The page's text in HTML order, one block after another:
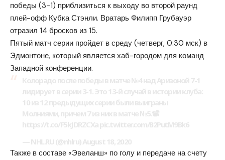
победы (3-1) приблизиться к выходу во второй раунд
плей-офф Кубка Стэнли. Вратарь Филипп Грубауэр
отразил 14 бросков из 15.
Пятый матч серии пройдет в среду (четверг, 0:30 мск) в
Эдмонтоне, который является хаб-городом для команд
Западной конференции.
Также в составе «Эвеланш» по голу и передаче на счету